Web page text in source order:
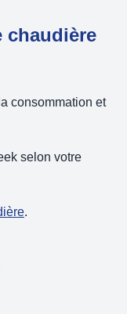
chaudière
consommation et
selon votre
.